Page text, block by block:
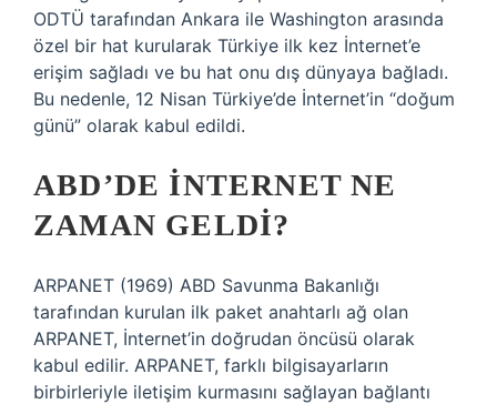
ODTÜ tarafından Ankara ile Washington arasında
özel bir hat kurularak Türkiye ilk kez İnternet’e
erişim sağladı ve bu hat onu dış dünyaya bağladı.
Bu nedenle, 12 Nisan Türkiye’de İnternet’in “doğum
günü” olarak kabul edildi.
ABD’DE INTERNET NE
ZAMAN GELDI?
ARPANET (1969) ABD Savunma Bakanlığı
tarafından kurulan ilk paket anahtarlı ağ olan
ARPANET, İnternet’in doğrudan öncüsü olarak
kabul edilir. ARPANET, farklı bilgisayarların
birbirleriyle iletişim kurmasını sağlayan bağlantı